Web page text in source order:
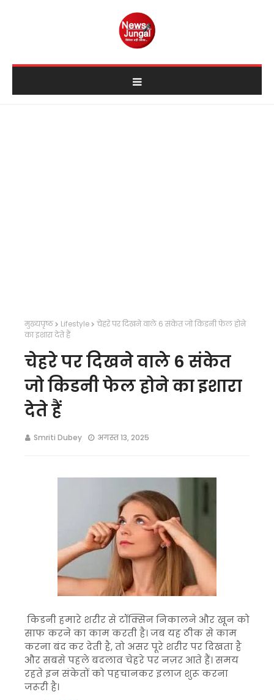
मुख्यपृष्ठ Lifestyle
चेहरे पर दिखने वाले 6 संकेत जो किडनी फेल होने
का इशारा देते हैं
चेहरे पर दिखने वाले 6 संकेत
जो किडनी फेल होने का इशारा
देते हैं
Smriti Dubey अगस्त 13, 2025
किडनी हमारे शरीर से टॉक्सिन निकालने और खून को
साफ करने का काम करती है। जब यह ठीक से काम
करना बंद कर देती है, तो असर पूरे शरीर पर दिखता है
और सबसे पहले बदलाव चेहरे पर नज़र आते हैं। समय
रहते इन संकेतों को पहचानकर इलाज शुरू करना
जरूरी है।